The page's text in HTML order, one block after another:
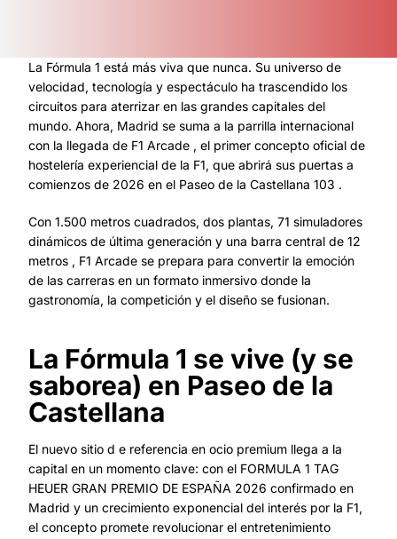
La Fórmula 1 está más viva que nunca. Su universo de
velocidad, tecnología y espectáculo ha trascendido los
circuitos para aterrizar en las grandes capitales del
mundo. Ahora, Madrid se suma a la parrilla internacional
con la llegada de F1 Arcade , el primer concepto oficial de
hostelería experiencial de la F1, que abrirá sus puertas a
comienzos de 2026 en el Paseo de la Castellana 103 .
Con 1.500 metros cuadrados, dos plantas, 71 simuladores
dinámicos de última generación y una barra central de 12
metros , F1 Arcade se prepara para convertir la emoción
de las carreras en un formato inmersivo donde la
gastronomía, la competición y el diseño se fusionan.
La Fórmula 1 se vive (y se
saborea) en Paseo de la
Castellana
El nuevo sitio d e referencia en ocio premium llega a la
capital en un momento clave: con el FORMULA 1 TAG
HEUER GRAN PREMIO DE ESPAÑA 2026 confirmado en
Madrid y un crecimiento exponencial del interés por la F1,
el concepto promete revolucionar el entretenimiento